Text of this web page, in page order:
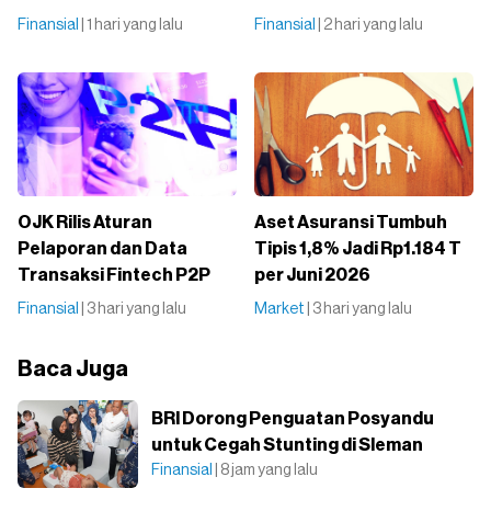
Finansial | 1 hari yang lalu Finansial | 2 hari yang lalu
OJK Rilis Aturan
Pelaporan dan Data
Transaksi Fintech P2P
Finansial | 3 hari yang lalu
Aset Asuransi Tumbuh
Tipis 1,8% Jadi Rp1.184 T
per Juni 2026
Market | 3 hari yang lalu
Baca Juga
BRI Dorong Penguatan Posyandu
untuk Cegah Stunting di Sleman
Finansial | 8 jam yang lalu